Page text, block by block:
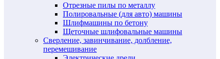
Отрезные пилы по металлу
Полировальные (для авто) машины
Шлифмашины по бетону
Щеточные шлифовальные машины
Сверление, завинчивание, долбление,
перемешивание